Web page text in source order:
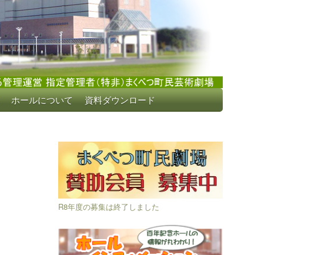
ホールについて 資料ダウンロード
R8年度の募集は終了しました